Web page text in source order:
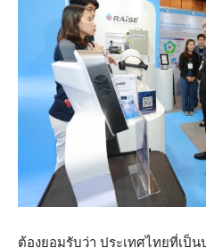
ต้องยอมรับว่า ประเทศไทยที่เป็